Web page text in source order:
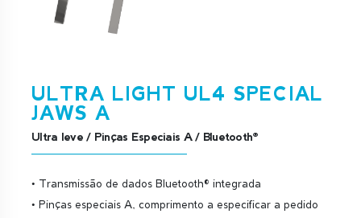
ULTRA LIGHT UL4 SPECIAL
JAWS A
Ultra leve / Pinças Especiais A / Bluetooth®
• Transmissão de dados Bluetooth® integrada
• Pinças especiais A, comprimento a especificar a pedido